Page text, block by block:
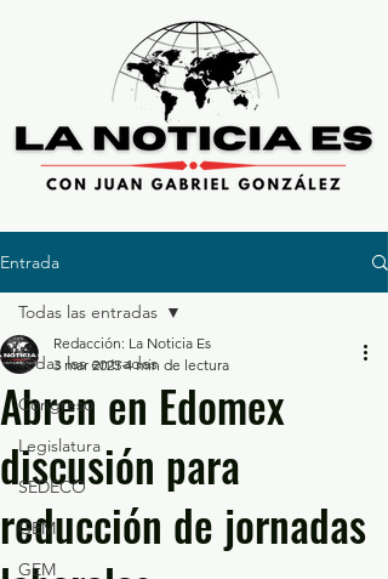
Entrada
Todas las entradas
Congreso
Legislatura
SEDECO
GEM
GEM
Todas las entradas
Abren en Edomex
discusión para
reducción de jornadas
Redacción: La Noticia Es
3 mar 2025 4 min de lectura